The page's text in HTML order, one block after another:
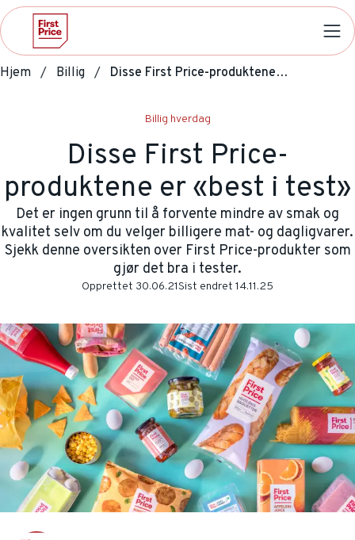
Hjem Billig Disse First Price-produktene er «best i test»
Billig hverdag
Disse First Price-
produktene er «best i test»
Det er ingen grunn til å forvente mindre av smak og
kvalitet selv om du velger billigere mat- og dagligvarer.
Sjekk denne oversikten over First Price-produkter som
gjør det bra i tester.
Opprettet 30.06.21Sist endret 14.11.25